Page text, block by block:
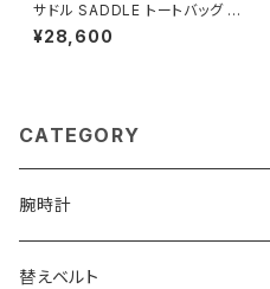
サドル SADDLE トートバッグ ミ
ニトート 牛革 本革 日本製 姫路
産 自立 53447-17h メンズ レ
¥28,600
CATEGORY
腕時計
ELGIN
替えベルト